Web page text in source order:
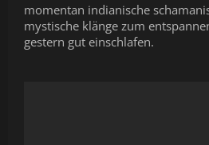
momentan indianische
mystische klänge zum
gestern gut einschlafen.